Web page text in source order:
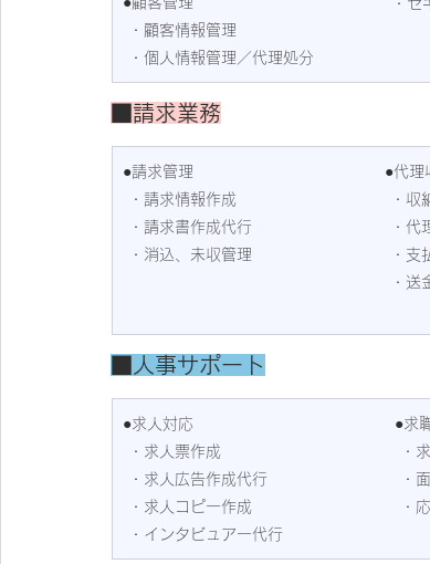
・顧客情報管理
・個人情報管理／代理処分
・
請求業務
●請求管理
・請求情報作成
・請求書作成代行
・消込、未収管理
●代理
・収
・代
・支
・送
人事サポート
●求人対応
・求人票作成
・求人広告作成代行
・求人コピー作成
・インタビュアー代行
●求
・
・
・